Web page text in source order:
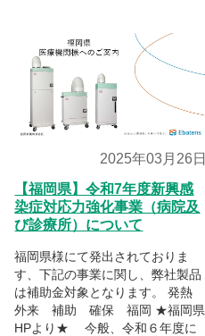
2025年03月26日
【福岡県】令和7年度新興感
染症対応力強化事業（病院及
び診療所）について
福岡県様にて発出されておりま
す、下記の事業に関し、弊社製品
は補助金対象となります。 発熱
外来 補助 確保 福岡 ★福岡県
HPより★ 今般、令和６年度に